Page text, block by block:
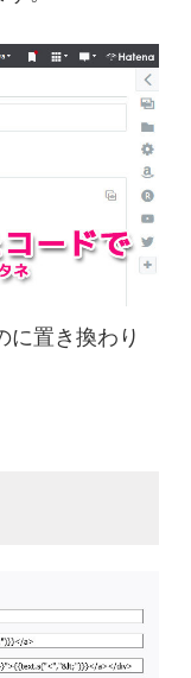
に置き換わり